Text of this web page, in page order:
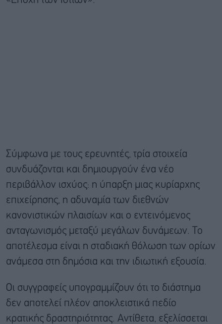
Σύμφωνα με τους ερευνητές, τρία στοιχεία
συνδυάζονται και δημιουργούν ένα νέο
περιβάλλον ισχύος: η ύπαρξη μιας κυρίαρχης
επιχείρησης, η αδυναμία των διεθνών
κανονιστικών πλαισίων και ο εντεινόμενος
ανταγωνισμός μεταξύ μεγάλων δυνάμεων. Το
αποτέλεσμα είναι η σταδιακή θόλωση των ορίων
ανάμεσα στη δημόσια και την ιδιωτική εξουσία.
Οι συγγραφείς υπογραμμίζουν ότι το διάστημα
δεν αποτελεί πλέον αποκλειστικά πεδίο
κρατικής δραστηριότητας. Αντίθετα, εξελίσσεται